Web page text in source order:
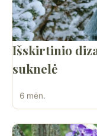
Išskirtinio
suknelė
6 mėn.